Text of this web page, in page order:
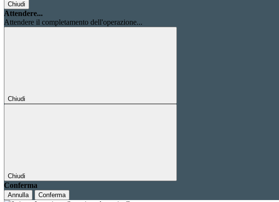
Chiudi
Attendere...
Attendere il completamento dell'operazione...
Chiudi
Chiudi
Conferma
Annulla Conferma